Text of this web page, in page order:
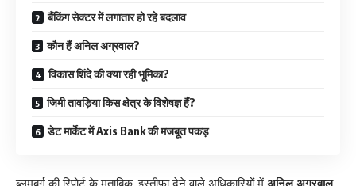
बैंकिंग सेक्टर में लगातार हो रहे बदलाव
कौन हैं अनिल अग्रवाल?
विकास शिंदे की क्या रही भूमिका?
जिमी तावड़िया किस क्षेत्र के विशेषज्ञ हैं?
डेट मार्केट में Axis Bank की मजबूत पकड़